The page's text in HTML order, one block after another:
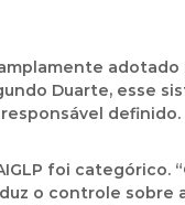
Duarte, esse
definido.
foi
o controle sobre